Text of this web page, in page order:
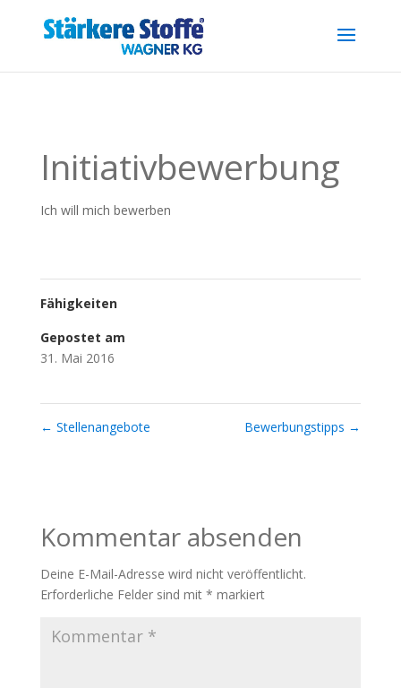
Initiativbewerbung
Ich will mich bewerben
Fähigkeiten
Gepostet am
31. Mai 2016
← Stellenangebote Bewerbungstipps →
Kommentar absenden
Deine E-Mail-Adresse wird nicht veröffentlicht.
Erforderliche Felder sind mit * markiert